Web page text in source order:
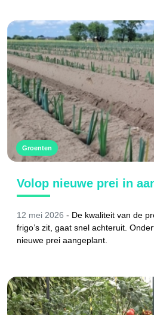
Groenten
Volop nieuwe prei in
12 mei 2026 - De kwaliteit van de
frigo’s zit, gaat snel achteruit.
nieuwe prei aangeplant.